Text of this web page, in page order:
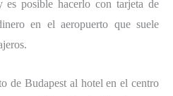
es posible hacerlo con tarjeta de
en el aeropuerto que suele
de Budapest al hotel en el centro